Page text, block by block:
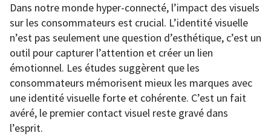
Dans notre monde hyper-connecté, l’impact des visuels
sur les consommateurs est crucial. L’identité visuelle
n’est pas seulement une question d’esthétique, c’est un
outil pour capturer l’attention et créer un lien
émotionnel. Les études suggèrent que les
consommateurs mémorisent mieux les marques avec
une identité visuelle forte et cohérente. C’est un fait
avéré, le premier contact visuel reste gravé dans
l’esprit.